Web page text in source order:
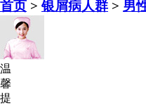
首页 >银屑病人群 > 男
温
馨
提